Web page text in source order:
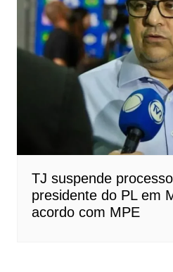
TJ suspende
presidente do PL em
acordo com MPE